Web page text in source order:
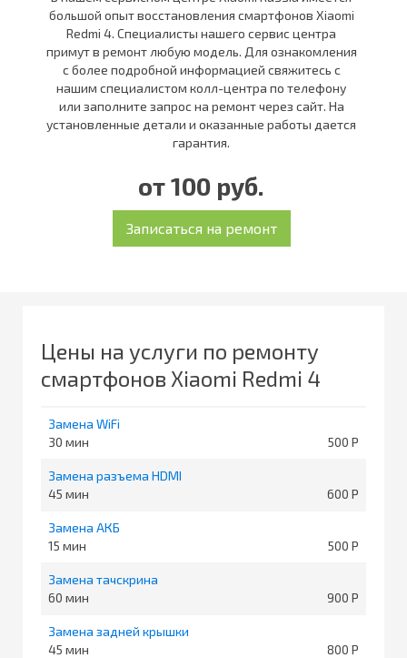
большой опыт восстановления смартфонов Xiaomi
Redmi 4. Специалисты нашего сервис центра
примут в ремонт любую модель. Для ознакомления
с более подробной информацией свяжитесь с
нашим специалистом колл-центра по телефону
или заполните запрос на ремонт через сайт. На
установленные детали и оказанные работы дается
гарантия.
от 100 руб.
Цены на услуги по ремонту
смартфонов Xiaomi Redmi 4
Замена WiFi
30
500
Замена разъема HDMI
45
600
Замена АКБ
15
500
Замена тачскрина
60
900
Замена задней крышки
45
800